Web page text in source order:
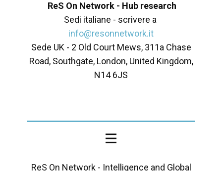
ReS On Network - Hub research
Sedi italiane - scrivere a
info@resonnetwork.it
Sede UK - ​2 Old Court Mews, 311a Chase
Road, Southgate, London, United Kingdom,
N14 6JS
ReS On Network - Intelligence and Global